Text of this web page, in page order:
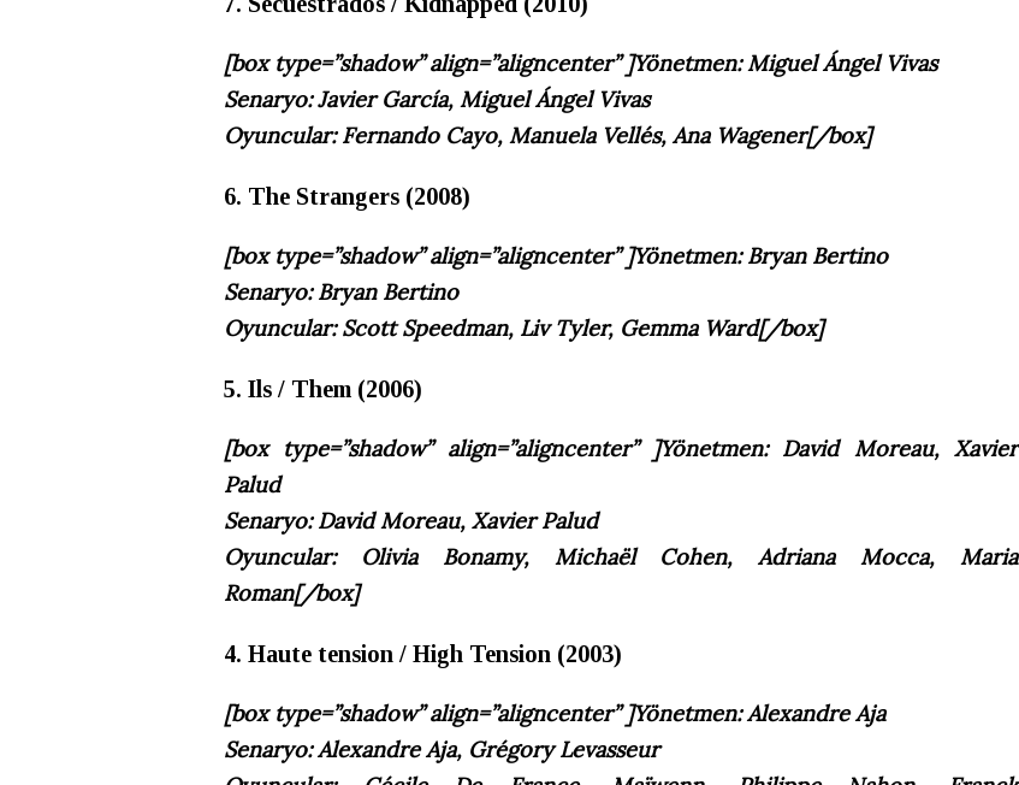
[box type=”shadow” align=”aligncenter” ]Yönetmen: Miguel Ángel Vivas
Senaryo: Javier García, Miguel Ángel Vivas
Oyuncular: Fernando Cayo, Manuela Vellés, Ana Wagener[/box]
6. The Strangers (2008)
[box type=”shadow” align=”aligncenter” ]Yönetmen: Bryan Bertino
Senaryo: Bryan Bertino
Oyuncular: Scott Speedman, Liv Tyler, Gemma Ward[/box]
5. Ils / Them (2006)
[box type=”shadow” align=”aligncenter” ]Yönetmen: David Moreau, Xavier
Palud
Senaryo: David Moreau, Xavier Palud
Oyuncular: Olivia Bonamy, Michaël Cohen, Adriana Mocca, Maria
Roman[/box]
4. Haute tension / High Tension (2003)
[box type=”shadow” align=”aligncenter” ]Yönetmen: Alexandre Aja
Senaryo: Alexandre Aja, Grégory Levasseur